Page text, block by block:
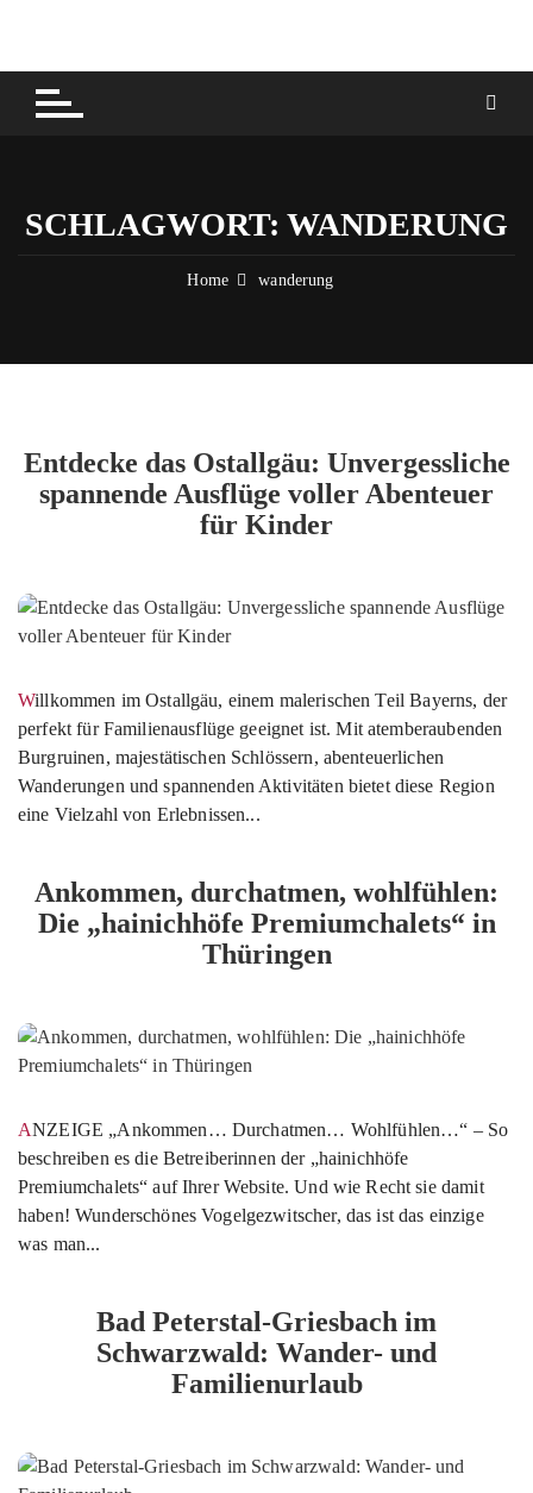
content
SCHLAGWORT: WANDERUNG
Home wanderung
Entdecke das Ostallgäu: Unvergessliche
spannende Ausflüge voller Abenteuer
für Kinder
Willkommen im Ostallgäu, einem malerischen Teil Bayerns, der
perfekt für Familienausflüge geeignet ist. Mit atemberaubenden
Burgruinen, majestätischen Schlössern, abenteuerlichen
Wanderungen und spannenden Aktivitäten bietet diese Region
eine Vielzahl von Erlebnissen...
Ankommen, durchatmen, wohlfühlen:
Die „hainichhöfe Premiumchalets“ in
Thüringen
ANZEIGE „Ankommen… Durchatmen… Wohlfühlen…“ – So
beschreiben es die Betreiberinnen der „hainichhöfe
Premiumchalets“ auf Ihrer Website. Und wie Recht sie damit
haben! Wunderschönes Vogelgezwitscher, das ist das einzige
was man...
Bad Peterstal-Griesbach im
Schwarzwald: Wander- und
Familienurlaub